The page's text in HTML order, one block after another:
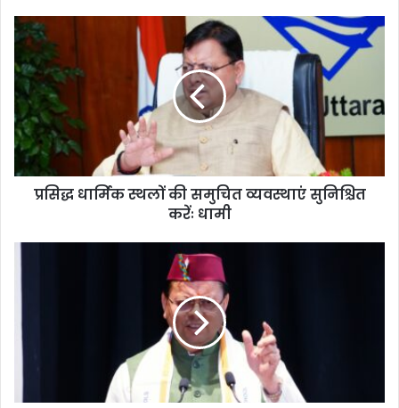
प्रसिद्ध धार्मिक स्थलों की समुचित व्यवस्थाएं सुनिश्चित
करेंः धामी